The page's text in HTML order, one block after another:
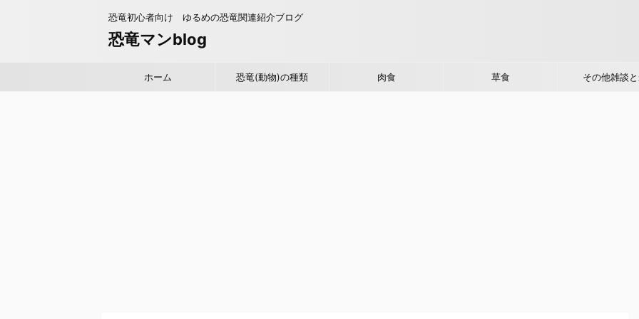
恐竜初心者向け ゆるめの恐竜関連紹介ブログ
恐竜マンblog
ホーム 恐竜(動物)の種類 肉食 草食 その他雑談